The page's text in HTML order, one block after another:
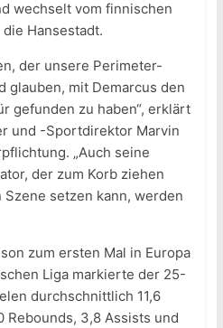
wechselt vom finnischen
Hansestadt.
der unsere Perimeter-
glauben, mit Demarcus den
gefunden zu haben“, erklärt
und -Sportdirektor Marvin
„Auch seine
der zum Korb ziehen
setzen kann, werden
zum ersten Mal in Europa
Liga markierte der 25-
durchschnittlich 11,6
Rebounds, 3,8 Assists und